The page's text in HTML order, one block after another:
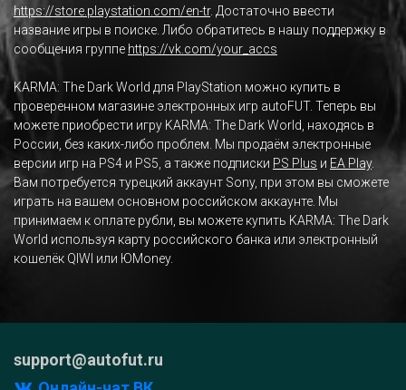
https://store.playstation.com/en-tr. Достаточно ввести
название игры в поиске. Либо обратитесь в нашу поддержку в
сообщения группе https://vk.com/your_accs
KARMA: The Dark World для PlayStation можно купить в
проверенном магазине электронных игр autoFUT. Теперь вы
можете приобрести игру KARMA: The Dark World, находясь в
России, без каких-либо проблем. Мы продаём электронные
версии игр на PS4 и PS5, а также подписки PS Plus и EA Play.
Вам потребуется турецкий аккаунт Sony, при этом вы сможете
играть на вашем основном российском аккаунте. Мы
принимаем к оплате рубли, вы можете купить KARMA: The Dark
World используя карту российского банка или электронный
кошелёк QIWI или ЮMoney.
support@autofut.ru